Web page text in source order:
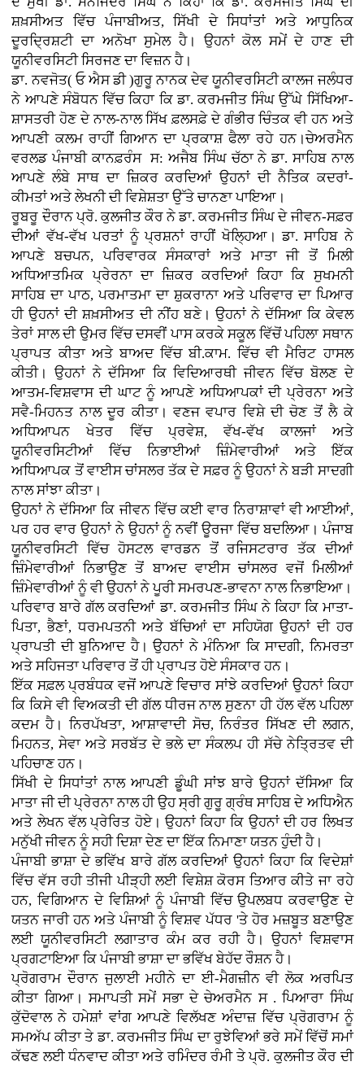
ਸ਼ਖ਼ਸੀਅਤ ਵਿੱਚ ਪੰਜਾਬੀਅਤ, ਸਿੱਖੀ ਦੇ ਸਿਧਾਂਤਾਂ ਅਤੇ ਆਧੁਨਿਕ
ਦੂਰਦ੍ਰਿਸ਼ਟੀ ਦਾ ਅਨੋਖਾ ਸੁਮੇਲ ਹੈ। ਉਹਨਾਂ ਕੋਲ ਸਮੇਂ ਦੇ ਹਾਣ ਦੀ
ਯੂਨੀਵਰਸਿਟੀ ਸਿਰਜਣ ਦਾ ਵਿਜ਼ਨ ਹੈ।
ਡਾ. ਨਵਜੋਤ( ਓ ਐਸ ਡੀ )ਗੁਰੂ ਨਾਨਕ ਦੇਵ ਯੂਨੀਵਰਸਿਟੀ ਕਾਲਜ ਜਲੰਧਰ
ਨੇ ਆਪਣੇ ਸੰਬੋਧਨ ਵਿੱਚ ਕਿਹਾ ਕਿ ਡਾ. ਕਰਮਜੀਤ ਸਿੰਘ ਉੱਘੇ ਸਿੱਖਿਆ-
ਸ਼ਾਸਤਰੀ ਹੋਣ ਦੇ ਨਾਲ-ਨਾਲ ਸਿੱਖ ਫ਼ਲਸਫ਼ੇ ਦੇ ਗੰਭੀਰ ਚਿੰਤਕ ਵੀ ਹਨ ਅਤੇ
ਆਪਣੀ ਕਲਮ ਰਾਹੀਂ ਗਿਆਨ ਦਾ ਪ੍ਰਕਾਸ਼ ਫੈਲਾ ਰਹੇ ਹਨ।ਚੇਅਰਮੈਨ
ਵਰਲਡ ਪੰਜਾਬੀ ਕਾਨਫ਼ਰੰਸ ਸ: ਅਜੈਬ ਸਿੰਘ ਚੱਠਾ ਨੇ ਡਾ. ਸਾਹਿਬ ਨਾਲ
ਆਪਣੇ ਲੰਬੇ ਸਾਥ ਦਾ ਜ਼ਿਕਰ ਕਰਦਿਆਂ ਉਹਨਾਂ ਦੀ ਨੈਤਿਕ ਕਦਰਾਂ-
ਕੀਮਤਾਂ ਅਤੇ ਲੇਖਨੀ ਦੀ ਵਿਸ਼ੇਸ਼ਤਾ ਉੱਤੇ ਚਾਨਣਾ ਪਾਇਆ।
ਰੂਬਰੂ ਦੌਰਾਨ ਪ੍ਰੋ. ਕੁਲਜੀਤ ਕੌਰ ਨੇ ਡਾ. ਕਰਮਜੀਤ ਸਿੰਘ ਦੇ ਜੀਵਨ-ਸਫ਼ਰ
ਦੀਆਂ ਵੱਖ-ਵੱਖ ਪਰਤਾਂ ਨੂੰ ਪ੍ਰਸ਼ਨਾਂ ਰਾਹੀਂ ਖੋਲ੍ਹਿਆ। ਡਾ. ਸਾਹਿਬ ਨੇ
ਆਪਣੇ ਬਚਪਨ, ਪਰਿਵਾਰਕ ਸੰਸਕਾਰਾਂ ਅਤੇ ਮਾਤਾ ਜੀ ਤੋਂ ਮਿਲੀ
ਅਧਿਆਤਮਿਕ ਪ੍ਰੇਰਨਾ ਦਾ ਜ਼ਿਕਰ ਕਰਦਿਆਂ ਕਿਹਾ ਕਿ ਸੁਖਮਨੀ
ਸਾਹਿਬ ਦਾ ਪਾਠ, ਪਰਮਾਤਮਾ ਦਾ ਸ਼ੁਕਰਾਨਾ ਅਤੇ ਪਰਿਵਾਰ ਦਾ ਪਿਆਰ
ਹੀ ਉਹਨਾਂ ਦੀ ਸ਼ਖ਼ਸੀਅਤ ਦੀ ਨੀਂਹ ਬਣੇ। ਉਹਨਾਂ ਨੇ ਦੱਸਿਆ ਕਿ ਕੇਵਲ
ਤੇਰਾਂ ਸਾਲ ਦੀ ਉਮਰ ਵਿੱਚ ਦਸਵੀਂ ਪਾਸ ਕਰਕੇ ਸਕੂਲ ਵਿੱਚੋਂ ਪਹਿਲਾ ਸਥਾਨ
ਪ੍ਰਾਪਤ ਕੀਤਾ ਅਤੇ ਬਾਅਦ ਵਿੱਚ ਬੀ.ਕਾਮ. ਵਿੱਚ ਵੀ ਮੈਰਿਟ ਹਾਸਲ
ਕੀਤੀ। ਉਹਨਾਂ ਨੇ ਦੱਸਿਆ ਕਿ ਵਿਦਿਆਰਥੀ ਜੀਵਨ ਵਿੱਚ ਬੋਲਣ ਦੇ
ਆਤਮ-ਵਿਸ਼ਵਾਸ ਦੀ ਘਾਟ ਨੂੰ ਆਪਣੇ ਅਧਿਆਪਕਾਂ ਦੀ ਪ੍ਰੇਰਨਾ ਅਤੇ
ਸਵੈ-ਮਿਹਨਤ ਨਾਲ ਦੂਰ ਕੀਤਾ। ਵਣਜ ਵਪਾਰ ਵਿਸ਼ੇ ਦੀ ਚੋਣ ਤੋਂ ਲੈ ਕੇ
ਅਧਿਆਪਨ ਖੇਤਰ ਵਿੱਚ ਪ੍ਰਵੇਸ਼, ਵੱਖ-ਵੱਖ ਕਾਲਜਾਂ ਅਤੇ
ਯੂਨੀਵਰਸਿਟੀਆਂ ਵਿੱਚ ਨਿਭਾਈਆਂ ਜ਼ਿੰਮੇਵਾਰੀਆਂ ਅਤੇ ਇੱਕ
ਅਧਿਆਪਕ ਤੋਂ ਵਾਈਸ ਚਾਂਸਲਰ ਤੱਕ ਦੇ ਸਫ਼ਰ ਨੂੰ ਉਹਨਾਂ ਨੇ ਬੜੀ ਸਾਦਗੀ
ਨਾਲ ਸਾਂਝਾ ਕੀਤਾ।
ਉਹਨਾਂ ਨੇ ਦੱਸਿਆ ਕਿ ਜੀਵਨ ਵਿੱਚ ਕਈ ਵਾਰ ਨਿਰਾਸ਼ਾਵਾਂ ਵੀ ਆਈਆਂ,
ਪਰ ਹਰ ਵਾਰ ਉਹਨਾਂ ਨੇ ਉਹਨਾਂ ਨੂੰ ਨਵੀਂ ਊਰਜਾ ਵਿੱਚ ਬਦਲਿਆ। ਪੰਜਾਬ
ਯੂਨੀਵਰਸਿਟੀ ਵਿੱਚ ਹੋਸਟਲ ਵਾਰਡਨ ਤੋਂ ਰਜਿਸਟਰਾਰ ਤੱਕ ਦੀਆਂ
ਜ਼ਿੰਮੇਵਾਰੀਆਂ ਨਿਭਾਉਣ ਤੋਂ ਬਾਅਦ ਵਾਈਸ ਚਾਂਸਲਰ ਵਜੋਂ ਮਿਲੀਆਂ
ਜ਼ਿੰਮੇਵਾਰੀਆਂ ਨੂੰ ਵੀ ਉਹਨਾਂ ਨੇ ਪੂਰੀ ਸਮਰਪਣ-ਭਾਵਨਾ ਨਾਲ ਨਿਭਾਇਆ।
ਪਰਿਵਾਰ ਬਾਰੇ ਗੱਲ ਕਰਦਿਆਂ ਡਾ. ਕਰਮਜੀਤ ਸਿੰਘ ਨੇ ਕਿਹਾ ਕਿ ਮਾਤਾ-
ਪਿਤਾ, ਭੈਣਾਂ, ਧਰਮਪਤਨੀ ਅਤੇ ਬੱਚਿਆਂ ਦਾ ਸਹਿਯੋਗ ਉਹਨਾਂ ਦੀ ਹਰ
ਪ੍ਰਾਪਤੀ ਦੀ ਬੁਨਿਆਦ ਹੈ। ਉਹਨਾਂ ਨੇ ਮੰਨਿਆ ਕਿ ਸਾਦਗੀ, ਨਿਮਰਤਾ
ਅਤੇ ਸਹਿਜਤਾ ਪਰਿਵਾਰ ਤੋਂ ਹੀ ਪ੍ਰਾਪਤ ਹੋਏ ਸੰਸਕਾਰ ਹਨ।
ਇੱਕ ਸਫ਼ਲ ਪ੍ਰਬੰਧਕ ਵਜੋਂ ਆਪਣੇ ਵਿਚਾਰ ਸਾਂਝੇ ਕਰਦਿਆਂ ਉਹਨਾਂ ਕਿਹਾ
ਕਿ ਕਿਸੇ ਵੀ ਵਿਅਕਤੀ ਦੀ ਗੱਲ ਧੀਰਜ ਨਾਲ ਸੁਣਨਾ ਹੀ ਹੱਲ ਵੱਲ ਪਹਿਲਾ
ਕਦਮ ਹੈ। ਨਿਰਪੱਖਤਾ, ਆਸ਼ਾਵਾਦੀ ਸੋਚ, ਨਿਰੰਤਰ ਸਿੱਖਣ ਦੀ ਲਗਨ,
ਮਿਹਨਤ, ਸੇਵਾ ਅਤੇ ਸਰਬੱਤ ਦੇ ਭਲੇ ਦਾ ਸੰਕਲਪ ਹੀ ਸੱਚੇ ਨੇਤ੍ਰਿਤਵ ਦੀ
ਪਹਿਚਾਣ ਹਨ।
ਸਿੱਖੀ ਦੇ ਸਿਧਾਂਤਾਂ ਨਾਲ ਆਪਣੀ ਡੂੰਘੀ ਸਾਂਝ ਬਾਰੇ ਉਹਨਾਂ ਦੱਸਿਆ ਕਿ
ਮਾਤਾ ਜੀ ਦੀ ਪ੍ਰੇਰਨਾ ਨਾਲ ਹੀ ਉਹ ਸ੍ਰੀ ਗੁਰੂ ਗ੍ਰੰਥ ਸਾਹਿਬ ਦੇ ਅਧਿਐਨ
ਅਤੇ ਲੇਖਨ ਵੱਲ ਪ੍ਰੇਰਿਤ ਹੋਏ। ਉਹਨਾਂ ਕਿਹਾ ਕਿ ਉਹਨਾਂ ਦੀ ਹਰ ਲਿਖਤ
ਮਨੁੱਖੀ ਜੀਵਨ ਨੂੰ ਸਹੀ ਦਿਸ਼ਾ ਦੇਣ ਦਾ ਇੱਕ ਨਿਮਾਣਾ ਯਤਨ ਹੁੰਦੀ ਹੈ।
ਪੰਜਾਬੀ ਭਾਸ਼ਾ ਦੇ ਭਵਿੱਖ ਬਾਰੇ ਗੱਲ ਕਰਦਿਆਂ ਉਹਨਾਂ ਕਿਹਾ ਕਿ ਵਿਦੇਸ਼ਾਂ
ਵਿੱਚ ਵੱਸ ਰਹੀ ਤੀਜੀ ਪੀੜ੍ਹੀ ਲਈ ਵਿਸ਼ੇਸ਼ ਕੋਰਸ ਤਿਆਰ ਕੀਤੇ ਜਾ ਰਹੇ
ਹਨ, ਵਿਗਿਆਨ ਦੇ ਵਿਸ਼ਿਆਂ ਨੂੰ ਪੰਜਾਬੀ ਵਿੱਚ ਉਪਲਬਧ ਕਰਵਾਉਣ ਦੇ
ਯਤਨ ਜਾਰੀ ਹਨ ਅਤੇ ਪੰਜਾਬੀ ਨੂੰ ਵਿਸ਼ਵ ਪੱਧਰ 'ਤੇ ਹੋਰ ਮਜ਼ਬੂਤ ਬਣਾਉਣ
ਲਈ ਯੂਨੀਵਰਸਿਟੀ ਲਗਾਤਾਰ ਕੰਮ ਕਰ ਰਹੀ ਹੈ। ਉਹਨਾਂ ਵਿਸ਼ਵਾਸ
ਪ੍ਰਗਟਾਇਆ ਕਿ ਪੰਜਾਬੀ ਭਾਸ਼ਾ ਦਾ ਭਵਿੱਖ ਬੇਹੱਦ ਰੌਸ਼ਨ ਹੈ।
ਪ੍ਰੋਗਰਾਮ ਦੌਰਾਨ ਜੁਲਾਈ ਮਹੀਨੇ ਦਾ ਈ-ਮੈਗਜ਼ੀਨ ਵੀ ਲੋਕ ਅਰਪਿਤ
ਕੀਤਾ ਗਿਆ। ਸਮਾਪਤੀ ਸਮੇਂ ਸਭਾ ਦੇ ਚੇਅਰਮੈਨ ਸ . ਪਿਆਰਾ ਸਿੰਘ
ਕੁੱਦੋਵਾਲ ਨੇ ਹਮੇਸ਼ਾਂ ਵਾਂਗ ਆਪਣੇ ਵਿਲੱਖਣ ਅੰਦਾਜ਼ ਵਿੱਚ ਪ੍ਰੋਗਰਾਮ ਨੂੰ
ਸਮਅੱਪ ਕੀਤਾ ਤੇ ਡਾ. ਕਰਮਜੀਤ ਸਿੰਘ ਦਾ ਰੁਝੇਵਿਆਂ ਭਰੇ ਸਮੇਂ ਵਿੱਚੋਂ ਸਮਾਂ
ਕੱਢਣ ਲਈ ਧੰਨਵਾਦ ਕੀਤਾ ਅਤੇ ਰਮਿੰਦਰ ਰੰਮੀ ਤੇ ਪ੍ਰੋ. ਕੁਲਜੀਤ ਕੌਰ ਦੀ